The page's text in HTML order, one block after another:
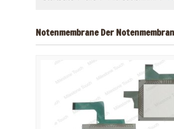
Notenmembrane Der